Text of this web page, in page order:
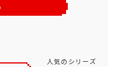
人気のシリーズ